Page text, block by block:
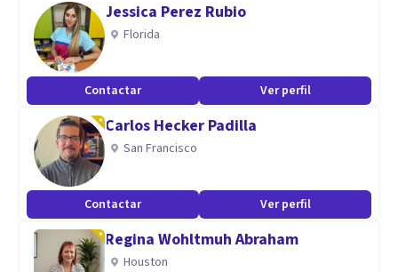
Especialidad
Especialidades principales
Sexología clínica
Psicología Clínica
Ansiedad
Estrés
Depresión
Perito psicólogo
Jessica Perez Rubio
Florida
Contactar Ver perfil
Carlos Hecker Padilla
San Francisco
Contactar Ver perfil
Regina Wohltmuh Abraham
Houston